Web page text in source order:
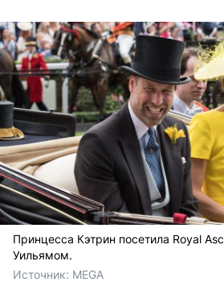
Принцесса Кэтрин посетила Royal
Уильямом.
Источник: MEGA